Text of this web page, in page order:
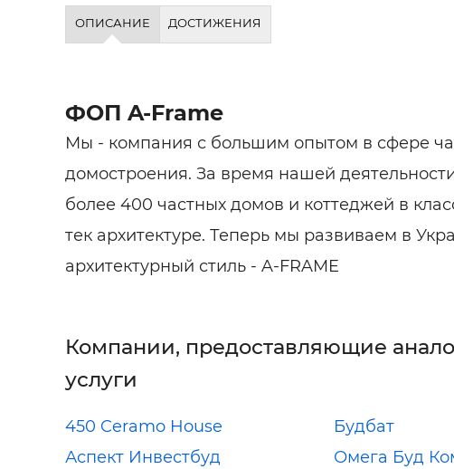
ОПИСАНИЕ ДОСТИЖЕНИЯ
ФОП A-Frame
Мы - компания с большим опытом в сфере
домостроения. За время нашей
более 400 частных домов и коттеджей в
тек архитектуре. Теперь мы развиваем в
архитектурный стиль - A-FRAME
Компании, предоставляющие
услуги
450 Ceramo House
Будбат
Аспект Инвестбуд
Омега Буд